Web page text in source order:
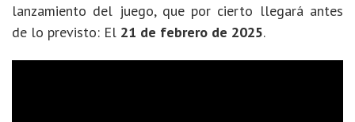
lanzamiento del juego, que por cierto llegará antes
de lo previsto: El 21 de febrero de 2025.